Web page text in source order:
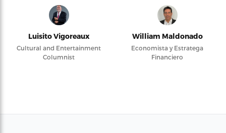
Luisito Vigoreaux
Cultural and Entertainment
Columnist
William Maldonado
Economista y Estratega
Financiero